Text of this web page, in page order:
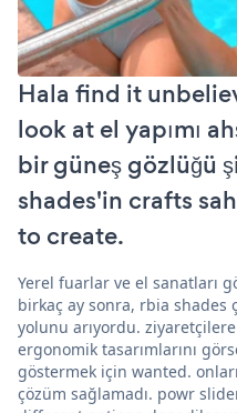
Hala find it
look at el yapımı
bir güneş gözlüğü
shades'in crafts
to create.
Yerel fuarlar ve el sanatları
birkaç ay sonra, rbia shades
yolunu arıyordu.
ergonomik tasarımlarını
göstermek için wanted.
çözüm sağlamadı. powr